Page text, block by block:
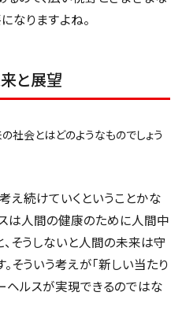
なりますよね。
と展望
社会とはどのようなものでしょう
え続けていくということかな
は人間の健康のために人間中
そうしないと人間の未来は守
そういう考えが「新しい当たり
ヘルスが実現できるのではな